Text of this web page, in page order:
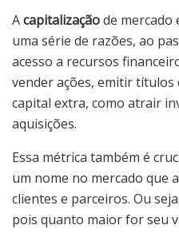
Acapitalizaçãode
uma série de razões, ao
acesso a recursos
vender ações, emitir
capital extra, como atrair
aquisições.
Essa métrica também é
um nome no mercado que
clientes e parceiros. Ou
pois quanto maior for seu